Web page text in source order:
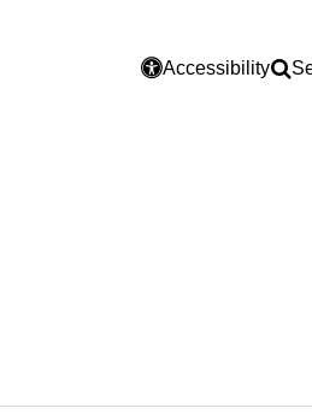
Accessibility